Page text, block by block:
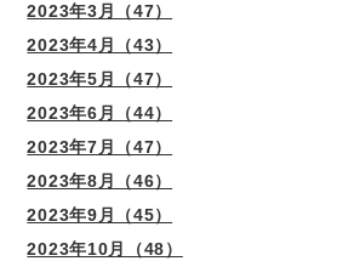
2023年3月（47）
2023年4月（43）
2023年5月（47）
2023年6月（44）
2023年7月（47）
2023年8月（46）
2023年9月（45）
2023年10月（48）